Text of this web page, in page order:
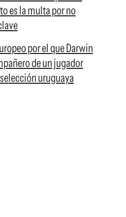
es la multa por no
por el que Darwin
de un jugador
uruguaya